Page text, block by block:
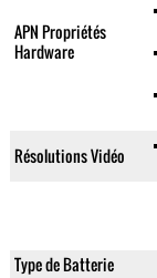
APN Propriétés
Hardware
Résolutions Vidéo
Type de Batterie